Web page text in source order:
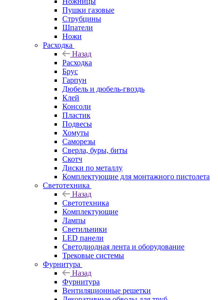
Пушки газовые
Струбцины
Шпатели
Ножи
Расходка
Назад
Расходка
Брус
Гарпун
Дюбель и дюбель-гвоздь
Клей
Консоли
Пластик
Подвесы
Хомуты
Саморезы
Сверла, буры, биты
Скотч
Диски по металлу
Комплектующие для монтажного пистолета
Светотехника
Назад
Светотехника
Комплектующие
Лампы
Светильники
LED панели
Светодиодная лента и оборудование
Трековые системы
Фурнитура
Назад
Фурнитура
Вентиляционные решетки